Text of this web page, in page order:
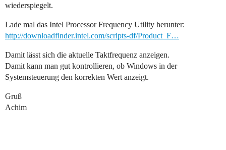
wiederspiegelt.
Lade mal das Intel Processor Frequency Utility herunter:
http://downloadfinder.intel.com/scripts-df/Product_F…
Damit lässt sich die aktuelle Taktfrequenz anzeigen.
Damit kann man gut kontrollieren, ob Windows in der
Systemsteuerung den korrekten Wert anzeigt.
Gruß
Achim